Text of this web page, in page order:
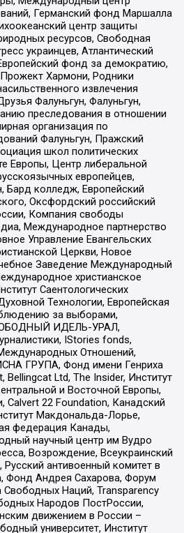
Германский фонд Маршалла
центр защиты
ресурсов, Свободная
украинцев, Атлантический
фонд за демократию,
Хармони, Родники
извлечения
Фалуньгун, Фалуньгун,
преследования в отношении
организация по
Фалуньгун, Пражский
школ политических
Европы, Центр либеральной
европейцев,
Бард колледж, Европейский
Оксфордский российский
Компания свободы
Международное партнерство
Управление Евангельских
Церкви, Новое
Заведение Международный
христианское
Саентологических
Технологии, Европейская
за выборами,
ИДЕЛЬ-УРАЛ,
IStories fonds,
Отношений,
ГРУПА, Фонд имени Генриха
Bellingcat Ltd, The Insider, Институт
и Восточной Европы,
22 Foundation, Канадский
Макдональда-Лорье,
федерация Канады,
научный центр им Вудро
Возрождение, Всеукраинский
антивоенный комитет в
Фонд Андрея Сахарова, Форум
Свободных Наций, Transparеncy
Народов ПостРоссии,
движением в России –
университет, Институт